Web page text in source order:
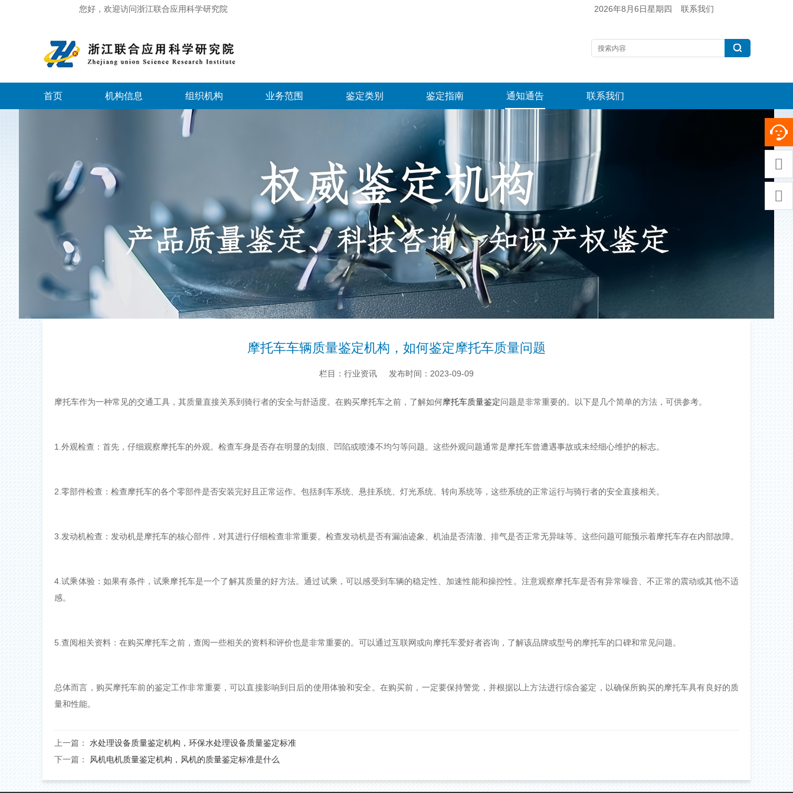
您好，欢迎访问浙江联合应用科学研究院 2026年8月6日星期四 联系我们
首页 机构信息 组织机构 业务范围 鉴定类别 鉴定指南 通知通告 联系我们
摩托车车辆质量鉴定机构，如何鉴定摩托车质量问题
栏目：行业资讯 发布时间：2023-09-09
摩托车作为一种常见的交通工具，其质量直接关系到骑行者的安全与舒适度。在购买摩托车之前，了解如何摩托车质量鉴定问题是非常重要的。以下是几个简单的方法，可供参考。
1.外观检查：首先，仔细观察摩托车的外观。检查车身是否存在明显的划痕、凹陷或喷漆不均匀等问题。这些外观问题通常是摩托车曾遭遇事故或未经细心维护的标志。
2.零部件检查：检查摩托车的各个零部件是否安装完好且正常运作。包括刹车系统、悬挂系统、灯光系统、转向系统等，这些系统的正常运行与骑行者的安全直接相关。
3.发动机检查：发动机是摩托车的核心部件，对其进行仔细检查非常重要。检查发动机是否有漏油迹象、机油是否清澈、排气是否正常无异味等。这些问题可能预示着摩托车存在内部故障。
4.试乘体验：如果有条件，试乘摩托车是一个了解其质量的好方法。通过试乘，可以感受到车辆的稳定性、加速性能和操控性。注意观察摩托车是否有异常噪音、不正常的震动或其他不适
感。
5.查阅相关资料：在购买摩托车之前，查阅一些相关的资料和评价也是非常重要的。可以通过互联网或向摩托车爱好者咨询，了解该品牌或型号的摩托车的口碑和常见问题。
总体而言，购买摩托车前的鉴定工作非常重要，可以直接影响到日后的使用体验和安全。在购买前，一定要保持警觉，并根据以上方法进行综合鉴定，以确保所购买的摩托车具有良好的质
量和性能。
上一篇： 水处理设备质量鉴定机构，环保水处理设备质量鉴定标准
下一篇：
风机电机质量鉴定机构，风机的质量鉴定标准是什么

